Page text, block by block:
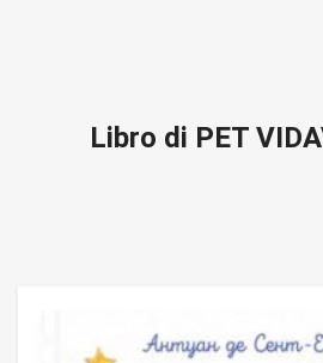
Libro di PET